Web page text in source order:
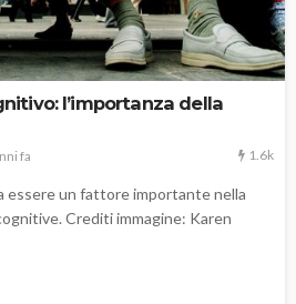
l’importanza della
fa 1.6k
essere un fattore importante nella
Crediti immagine: Karen